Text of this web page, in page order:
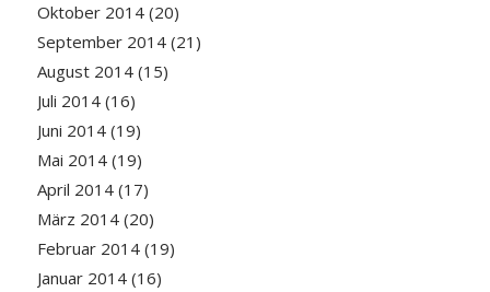
Oktober 2014(20)
September 2014(21)
August 2014(15)
Juli 2014(16)
Juni 2014(19)
Mai 2014(19)
April 2014(17)
März 2014(20)
Februar 2014(19)
Januar 2014(16)